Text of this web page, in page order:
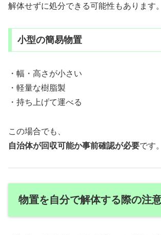
解体せずに処分できる可能性もあります。
小型の簡易物置
・幅・高さが小さい
・軽量な樹脂製
・持ち上げて運べる
この場合でも、
自治体が回収可能か事前確認が必要です。
物置を自分で解体する際の注